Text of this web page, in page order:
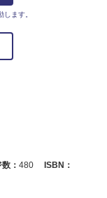
ます。
： 480
ISBN：